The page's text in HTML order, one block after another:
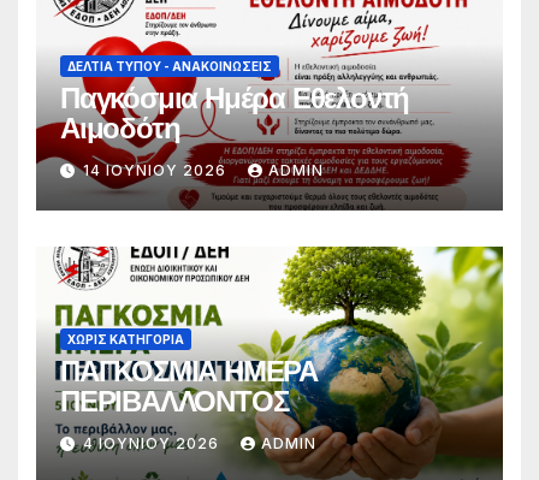
ΔΕΛΤΊΑ ΤΎΠΟΥ - ΑΝΑΚΟΙΝΏΣΕΙΣ
Παγκόσμια Ημέρα Εθελοντή
Αιμοδότη
14 ΙΟΥΝΊΟΥ 2026 ADMIN
ΧΩΡΊΣ ΚΑΤΗΓΟΡΊΑ
ΠΑΓΚΟΣΜΙΑ ΗΜΕΡΑ
ΠΕΡΙΒΑΛΛΟΝΤΟΣ
4 ΙΟΥΝΊΟΥ 2026 ADMIN